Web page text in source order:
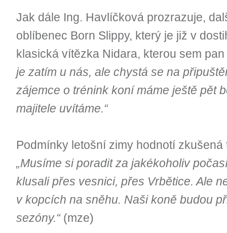
Jak dále Ing. Havlíčková prozrazuje,
oblíbenec Born Slippy, který je již v
klasická vítězka Nidara, kterou sem
je zatím u nás, ale chystá se na
zájemce o trénink koní máme ještě pět
majitele uvítáme.“
Podmínky letošní zimy hodnotí
„Musíme si poradit za jakékoholiv
klusali přes vesnici, přes Vrbětice. Ale
v kopcích na sněhu. Naši koně budou
sezóny.“(mze)